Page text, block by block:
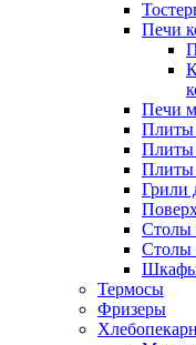
Печи
Печи
Плиты
Плиты
Плиты
Грили
Столы
Столы
Термосы
Фризеры